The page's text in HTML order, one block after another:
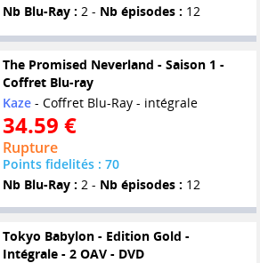
Nb Blu-Ray : 2 - Nb épisodes : 12
The Promised Neverland - Saison 1 -
Coffret Blu-ray
Kaze- Coffret Blu-Ray - intégrale
34.59 €
Rupture
Points fidelités : 70
Nb Blu-Ray : 2 - Nb épisodes : 12
Tokyo Babylon - Edition Gold -
Intégrale - 2 OAV - DVD